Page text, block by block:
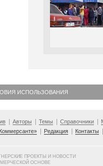
ИСПОЛЬЗОВАНИЯ
Авторы Темы Справочники
Редакция Контакты
ПРОЕКТЫ И НОВОСТИ
ОСНОВЕ